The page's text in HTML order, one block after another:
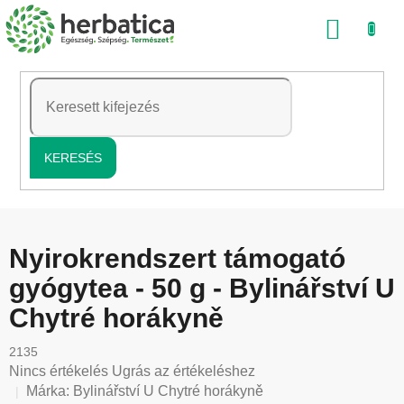
Ugrás
a
tartalomhoz
KERESÉS
Nyirokrendszert támogató
gyógytea - 50 g - Bylinářství U
Chytré horákyně
2135
A
termék
Nincs értékelés Ugrás az értékeléshez
Márka: Bylinářství U Chytré horákyně